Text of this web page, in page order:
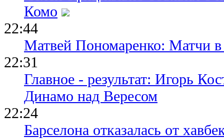
Комо
22:44
Матвей Пономаренко: Матчи в
22:31
Главное - результат: Игорь
Динамо над Вересом
22:24
Барселона отказалась от